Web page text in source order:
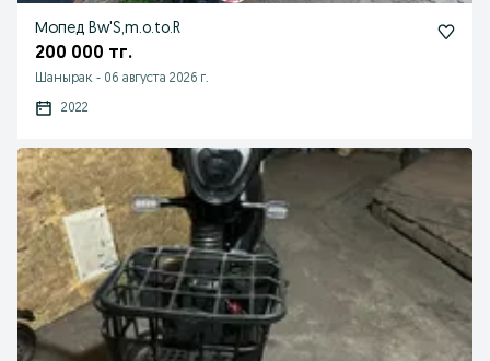
Мопед Bw'S,m.o.to.R
200 000 тг.
Шанырак - 06 августа 2026 г.
2022